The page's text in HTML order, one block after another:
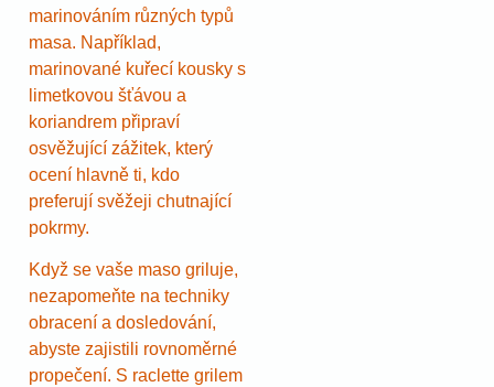
marinováním různých typů
masa. Například,
marinované kuřecí kousky s
limetkovou šťávou a
koriandrem připraví
osvěžující zážitek, který
ocení hlavně ti, kdo
preferují svěžeji chutnající
pokrmy.
Když se vaše maso griluje,
nezapomeňte na techniky
obracení a dosledování,
abyste zajistili rovnoměrné
propečení. S raclette grilem